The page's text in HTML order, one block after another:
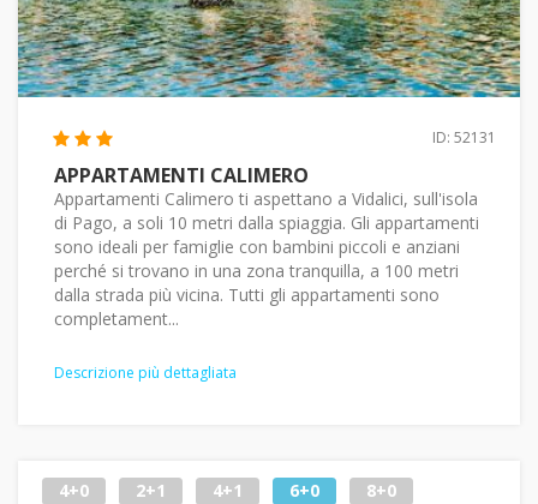
ID: 52131
APPARTAMENTI CALIMERO
Appartamenti Calimero ti aspettano a Vidalici, sull'isola
di Pago, a soli 10 metri dalla spiaggia. Gli appartamenti
sono ideali per famiglie con bambini piccoli e anziani
perché si trovano in una zona tranquilla, a 100 metri
dalla strada più vicina. Tutti gli appartamenti sono
completament...
Descrizione più dettagliata
4+0 2+1 4+1 6+0
8+0